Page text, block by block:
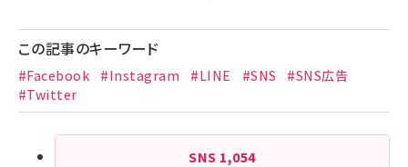
この記事のキーワード
#Facebook #Instagram #LINE #SNS
#SNS広告
#Twitter
SNS 1,054